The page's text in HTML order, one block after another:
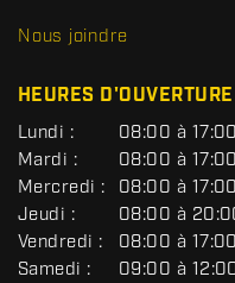
R
Nous joindre
HEURES D'OUVERTURE
G
É
N
É
R
A
L
Lundi :
08:00 à 17:00
Mardi :
08:00 à 17:00
Mercredi :
08:00 à 17:00
Jeudi :
08:00 à
Vendredi :
08:00 à 17:00
Samedi :
09:00 à